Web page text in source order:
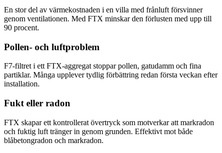
En stor del av värmekostnaden i en villa med frånluft försvinner
genom ventilationen. Med FTX minskar den förlusten med upp till
90 procent.
Pollen- och luftproblem
F7-filtret i ett FTX-aggregat stoppar pollen, gatudamm och fina
partiklar. Många upplever tydlig förbättring redan första veckan efter
installation.
Fukt eller radon
FTX skapar ett kontrollerat övertryck som motverkar att markradon
och fuktig luft tränger in genom grunden. Effektivt mot både
blåbetongradon och markradon.